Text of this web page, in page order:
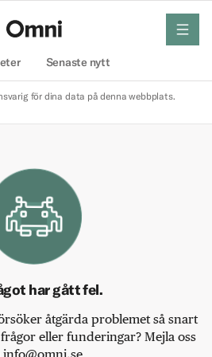
Senaste nytt
meny
för dina data på denna webbplats.
har gått fel.
åtgärda problemet så snart
eller funderingar? Mejla oss